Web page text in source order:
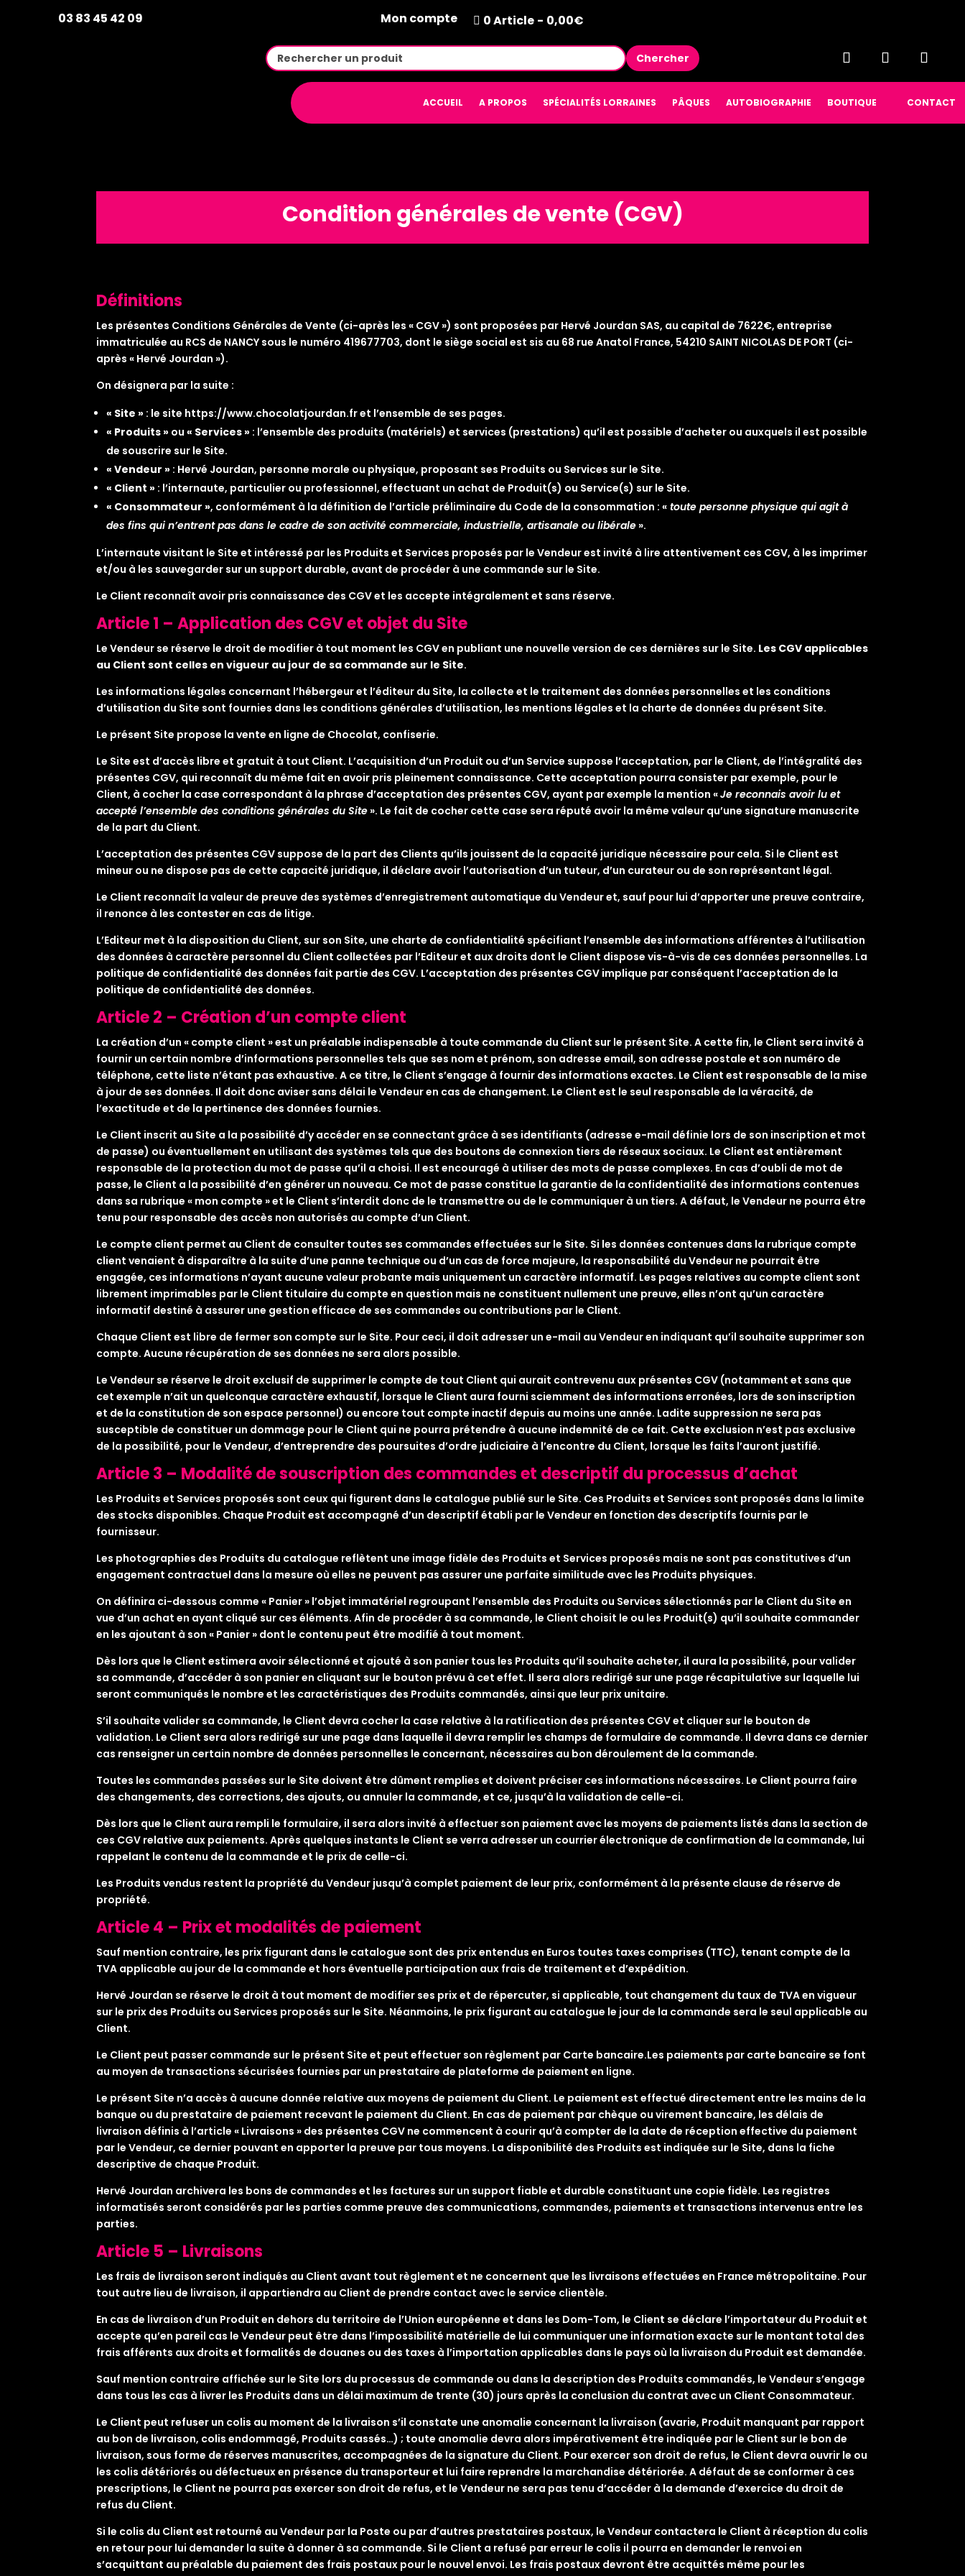
03 83 45 42 09 Mon compte 0 Article 0,00€
Chercher
ACCUEIL A PROPOS SPÉCIALITÉS LORRAINES PÂQUES AUTOBIOGRAPHIE BOUTIQUE CONTACT
Condition générales de vente (CGV)
Définitions
Les présentes Conditions Générales de Vente (ci-après les « CGV ») sont proposées par Hervé Jourdan SAS, au capital de 7622€, entreprise
immatriculée au RCS de NANCY sous le numéro 419677703, dont le siège social est sis au 68 rue Anatol France, 54210 SAINT NICOLAS DE PORT (ci-
après « Hervé Jourdan »).
On désignera par la suite :
« Site » : le site https://www.chocolatjourdan.fr et l’ensemble de ses pages.
« Produits » ou« Services » : l’ensemble des produits (matériels) et services (prestations) qu’il est possible d’acheter ou auxquels il est possible
de souscrire sur le Site.
« Vendeur » : Hervé Jourdan, personne morale ou physique, proposant ses Produits ou Services sur le Site.
« Client » : l’internaute, particulier ou professionnel, effectuant un achat de Produit(s) ou Service(s) sur le Site.
« Consommateur », conformément à la définition de l’article préliminaire du Code de la consommation : « toute personne physique qui agit à
des fins qui n’entrent pas dans le cadre de son activité commerciale, industrielle, artisanale ou libérale ».
L’internaute visitant le Site et intéressé par les Produits et Services proposés par le Vendeur est invité à lire attentivement ces CGV, à les imprimer
et/ou à les sauvegarder sur un support durable, avant de procéder à une commande sur le Site.
Le Client reconnaît avoir pris connaissance des CGV et les accepte intégralement et sans réserve.
Article 1 – Application des CGV et objet du Site
Le Vendeur se réserve le droit de modifier à tout moment les CGV en publiant une nouvelle version de ces dernières sur le Site. Les CGV applicables
au Client sont celles en vigueur au jour de sa commande sur le Site.
Les informations légales concernant l’hébergeur et l’éditeur du Site, la collecte et le traitement des données personnelles et les conditions
d’utilisation du Site sont fournies dans les conditions générales d’utilisation, les mentions légales et la charte de données du présent Site.
Le présent Site propose la vente en ligne de Chocolat, confiserie.
Le Site est d’accès libre et gratuit à tout Client. L’acquisition d’un Produit ou d’un Service suppose l’acceptation, par le Client, de l’intégralité des
présentes CGV, qui reconnaît du même fait en avoir pris pleinement connaissance. Cette acceptation pourra consister par exemple, pour le
Client, à cocher la case correspondant à la phrase d’acceptation des présentes CGV, ayant par exemple la mention «Je reconnais avoir lu et
accepté l’ensemble des conditions générales du Site ». Le fait de cocher cette case sera réputé avoir la même valeur qu’une signature manuscrite
de la part du Client.
L’acceptation des présentes CGV suppose de la part des Clients qu’ils jouissent de la capacité juridique nécessaire pour cela. Si le Client est
mineur ou ne dispose pas de cette capacité juridique, il déclare avoir l’autorisation d’un tuteur, d’un curateur ou de son représentant légal.
Le Client reconnaît la valeur de preuve des systèmes d’enregistrement automatique du Vendeur et, sauf pour lui d’apporter une preuve contraire,
il renonce à les contester en cas de litige.
L’Editeur met à la disposition du Client, sur son Site, une charte de confidentialité spécifiant l’ensemble des informations afférentes à l’utilisation
des données à caractère personnel du Client collectées par l’Editeur et aux droits dont le Client dispose vis-à-vis de ces données personnelles. La
politique de confidentialité des données fait partie des CGV. L’acceptation des présentes CGV implique par conséquent l’acceptation de la
politique de confidentialité des données.
Article 2 – Création d’un compte client
La création d’un « compte client » est un préalable indispensable à toute commande du Client sur le présent Site. A cette fin, le Client sera invité à
fournir un certain nombre d’informations personnelles tels que ses nom et prénom, son adresse email, son adresse postale et son numéro de
téléphone, cette liste n’étant pas exhaustive. A ce titre, le Client s’engage à fournir des informations exactes. Le Client est responsable de la mise
à jour de ses données. Il doit donc aviser sans délai le Vendeur en cas de changement. Le Client est le seul responsable de la véracité, de
l’exactitude et de la pertinence des données fournies.
Le Client inscrit au Site a la possibilité d’y accéder en se connectant grâce à ses identifiants (adresse e-mail définie lors de son inscription et mot
de passe) ou éventuellement en utilisant des systèmes tels que des boutons de connexion tiers de réseaux sociaux. Le Client est entièrement
responsable de la protection du mot de passe qu’il a choisi. Il est encouragé à utiliser des mots de passe complexes. En cas d’oubli de mot de
passe, le Client a la possibilité d’en générer un nouveau. Ce mot de passe constitue la garantie de la confidentialité des informations contenues
dans sa rubrique « mon compte » et le Client s’interdit donc de le transmettre ou de le communiquer à un tiers. A défaut, le Vendeur ne pourra être
tenu pour responsable des accès non autorisés au compte d’un Client.
Le compte client permet au Client de consulter toutes ses commandes effectuées sur le Site. Si les données contenues dans la rubrique compte
client venaient à disparaître à la suite d’une panne technique ou d’un cas de force majeure, la responsabilité du Vendeur ne pourrait être
engagée, ces informations n’ayant aucune valeur probante mais uniquement un caractère informatif. Les pages relatives au compte client sont
librement imprimables par le Client titulaire du compte en question mais ne constituent nullement une preuve, elles n’ont qu’un caractère
informatif destiné à assurer une gestion efficace de ses commandes ou contributions par le Client.
Chaque Client est libre de fermer son compte sur le Site. Pour ceci, il doit adresser un e-mail au Vendeur en indiquant qu’il souhaite supprimer son
compte. Aucune récupération de ses données ne sera alors possible.
Le Vendeur se réserve le droit exclusif de supprimer le compte de tout Client qui aurait contrevenu aux présentes CGV (notamment et sans que
cet exemple n’ait un quelconque caractère exhaustif, lorsque le Client aura fourni sciemment des informations erronées, lors de son inscription
et de la constitution de son espace personnel) ou encore tout compte inactif depuis au moins une année. Ladite suppression ne sera pas
susceptible de constituer un dommage pour le Client qui ne pourra prétendre à aucune indemnité de ce fait. Cette exclusion n’est pas exclusive
de la possibilité, pour le Vendeur, d’entreprendre des poursuites d’ordre judiciaire à l’encontre du Client, lorsque les faits l’auront justifié.
Article 3 – Modalité de souscription des commandes et descriptif du processus d’achat
Les Produits et Services proposés sont ceux qui figurent dans le catalogue publié sur le Site. Ces Produits et Services sont proposés dans la limite
des stocks disponibles. Chaque Produit est accompagné d’un descriptif établi par le Vendeur en fonction des descriptifs fournis par le
fournisseur.
Les photographies des Produits du catalogue reflètent une image fidèle des Produits et Services proposés mais ne sont pas constitutives d’un
engagement contractuel dans la mesure où elles ne peuvent pas assurer une parfaite similitude avec les Produits physiques.
On définira ci-dessous comme « Panier » l’objet immatériel regroupant l’ensemble des Produits ou Services sélectionnés par le Client du Site en
vue d’un achat en ayant cliqué sur ces éléments. Afin de procéder à sa commande, le Client choisit le ou les Produit(s) qu’il souhaite commander
en les ajoutant à son « Panier » dont le contenu peut être modifié à tout moment.
Dès lors que le Client estimera avoir sélectionné et ajouté à son panier tous les Produits qu’il souhaite acheter, il aura la possibilité, pour valider
sa commande, d’accéder à son panier en cliquant sur le bouton prévu à cet effet. Il sera alors redirigé sur une page récapitulative sur laquelle lui
seront communiqués le nombre et les caractéristiques des Produits commandés, ainsi que leur prix unitaire.
S’il souhaite valider sa commande, le Client devra cocher la case relative à la ratification des présentes CGV et cliquer sur le bouton de
validation. Le Client sera alors redirigé sur une page dans laquelle il devra remplir les champs de formulaire de commande. Il devra dans ce dernier
cas renseigner un certain nombre de données personnelles le concernant, nécessaires au bon déroulement de la commande.
Toutes les commandes passées sur le Site doivent être dûment remplies et doivent préciser ces informations nécessaires. Le Client pourra faire
des changements, des corrections, des ajouts, ou annuler la commande, et ce, jusqu’à la validation de celle-ci.
Dès lors que le Client aura rempli le formulaire, il sera alors invité à effectuer son paiement avec les moyens de paiements listés dans la section de
ces CGV relative aux paiements. Après quelques instants le Client se verra adresser un courrier électronique de confirmation de la commande, lui
rappelant le contenu de la commande et le prix de celle-ci.
Les Produits vendus restent la propriété du Vendeur jusqu’à complet paiement de leur prix, conformément à la présente clause de réserve de
propriété.
Article 4 – Prix et modalités de paiement
Sauf mention contraire, les prix figurant dans le catalogue sont des prix entendus en Euros toutes taxes comprises (TTC), tenant compte de la
TVA applicable au jour de la commande et hors éventuelle participation aux frais de traitement et d’expédition.
Hervé Jourdan se réserve le droit à tout moment de modifier ses prix et de répercuter, si applicable, tout changement du taux de TVA en vigueur
sur le prix des Produits ou Services proposés sur le Site. Néanmoins, le prix figurant au catalogue le jour de la commande sera le seul applicable au
Client.
Le Client peut passer commande sur le présent Site et peut effectuer son règlement par Carte bancaire.Les paiements par carte bancaire se font
au moyen de transactions sécurisées fournies par un prestataire de plateforme de paiement en ligne.
Le présent Site n’a accès à aucune donnée relative aux moyens de paiement du Client. Le paiement est effectué directement entre les mains de la
banque ou du prestataire de paiement recevant le paiement du Client. En cas de paiement par chèque ou virement bancaire, les délais de
livraison définis à l’article « Livraisons » des présentes CGV ne commencent à courir qu’à compter de la date de réception effective du paiement
par le Vendeur, ce dernier pouvant en apporter la preuve par tous moyens. La disponibilité des Produits est indiquée sur le Site, dans la fiche
descriptive de chaque Produit.
Hervé Jourdan archivera les bons de commandes et les factures sur un support fiable et durable constituant une copie fidèle. Les registres
informatisés seront considérés par les parties comme preuve des communications, commandes, paiements et transactions intervenus entre les
parties.
Article 5 – Livraisons
Les frais de livraison seront indiqués au Client avant tout règlement et ne concernent que les livraisons effectuées en France métropolitaine. Pour
tout autre lieu de livraison, il appartiendra au Client de prendre contact avec le service clientèle.
En cas de livraison d’un Produit en dehors du territoire de l’Union européenne et dans les Dom-Tom, le Client se déclare l’importateur du Produit et
accepte qu’en pareil cas le Vendeur peut être dans l’impossibilité matérielle de lui communiquer une information exacte sur le montant total des
frais afférents aux droits et formalités de douanes ou des taxes à l’importation applicables dans le pays où la livraison du Produit est demandée.
Sauf mention contraire affichée sur le Site lors du processus de commande ou dans la description des Produits commandés, le Vendeur s’engage
dans tous les cas à livrer les Produits dans un délai maximum de trente (30) jours après la conclusion du contrat avec un Client Consommateur.
Le Client peut refuser un colis au moment de la livraison s’il constate une anomalie concernant la livraison (avarie, Produit manquant par rapport
au bon de livraison, colis endommagé, Produits cassés…) ; toute anomalie devra alors impérativement être indiquée par le Client sur le bon de
livraison, sous forme de réserves manuscrites, accompagnées de la signature du Client. Pour exercer son droit de refus, le Client devra ouvrir le ou
les colis détériorés ou défectueux en présence du transporteur et lui faire reprendre la marchandise détériorée. A défaut de se conformer à ces
prescriptions, le Client ne pourra pas exercer son droit de refus, et le Vendeur ne sera pas tenu d’accéder à la demande d’exercice du droit de
refus du Client.
Si le colis du Client est retourné au Vendeur par la Poste ou par d’autres prestataires postaux, le Vendeur contactera le Client à réception du colis
en retour pour lui demander la suite à donner à sa commande. Si le Client a refusé par erreur le colis il pourra en demander le renvoi en
s’acquittant au préalable du paiement des frais postaux pour le nouvel envoi. Les frais postaux devront être acquittés même pour les